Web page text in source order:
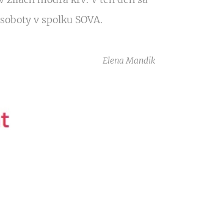
v spolku SOVA.
Elena Mandik